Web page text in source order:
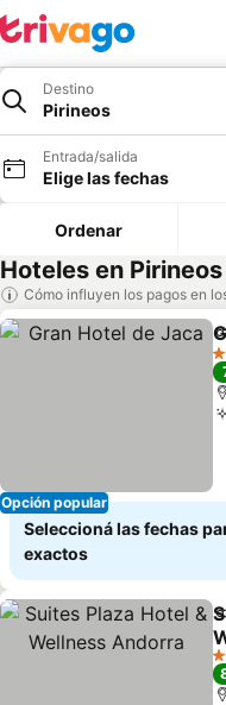
Destino
Pirineos
Entrada/salida
Elige las fechas
Ordenar
Hoteles en
Cómo influyen los pagos en
Opción popular
3
Seleccioná las fechas
exactos
5